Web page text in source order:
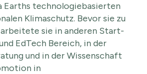
Earths technologiebasierten
Klimaschutz. Bevor sie zu
arbeitete sie in anderen Start-
EdTech Bereich, in der
und in der Wissenschaft
in